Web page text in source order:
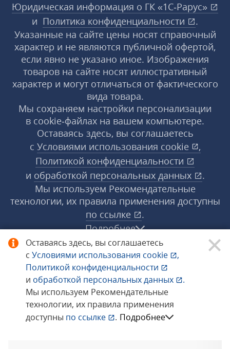
Оставаясь здесь, вы соглашаетесь
с Условиями использования cookie
,
Политикой конфиденциальности
и обработкой персональных данных
.
Мы используем Рекомендательные
технологии, их правила применения
доступны по ссылке . Подробнее
Юридическая информация о ГК «1С‑Рарус»
и Политика конфиденциальности
.
Указанные на сайте цены носят справочный
характер и не являются публичной офертой,
если явно не указано иное. Изображения
товаров на сайте носят иллюстративный
характер и могут отличаться от фактического
вида товара.
Мы сохраняем настройки персонализации
в cookie‑файлах на вашем компьютере.
Оставаясь здесь, вы соглашаетесь
с Условиями использования cookie
,
Политикой конфиденциальности
и обработкой персональных данных
.
Мы используем Рекомендательные
технологии, их правила применения доступны
по ссылке
.
Подробнее
© 1998−2026 «1С‑Рарус» ®. Все права
защищены.
Сообщить об ошибке